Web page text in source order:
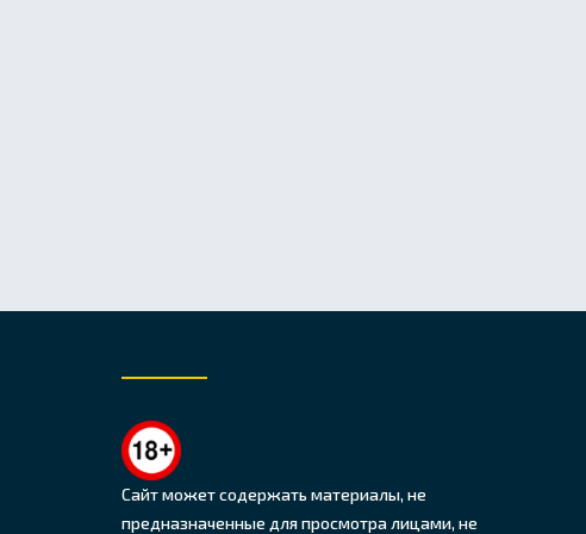
Сайт может содержать материалы, не
предназначенные для просмотра лицами, не